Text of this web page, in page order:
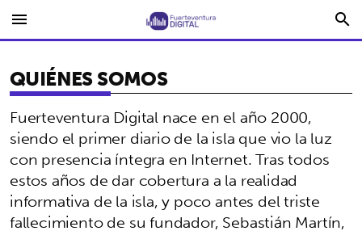
menu search
QUIÉNES SOMOS
Fuerteventura Digital nace en el año 2000,
siendo el primer diario de la isla que vio la luz
con presencia íntegra en Internet. Tras todos
estos años de dar cobertura a la realidad
informativa de la isla, y poco antes del triste
fallecimiento de su fundador, Sebastián Martín,